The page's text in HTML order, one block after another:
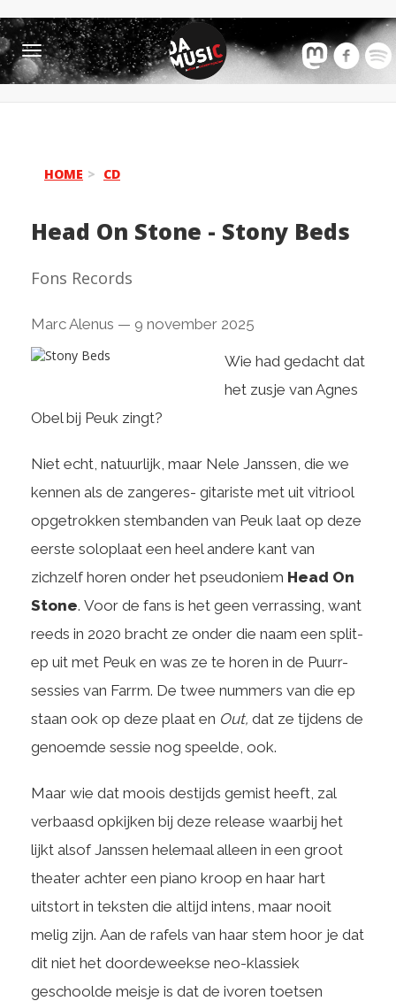
Toggle
navigation
HOME CD
Head On Stone - Stony Beds
Fons Records
Marc Alenus — 9 november 2025
Wie had gedacht dat
het zusje van Agnes
Obel bij Peuk zingt?
Niet echt, natuurlijk, maar Nele Janssen, die we
kennen als de zangeres- gitariste met uit vitriool
opgetrokken stembanden van Peuk laat op deze
eerste soloplaat een heel andere kant van
zichzelf horen onder het pseudoniem Head On
Stone. Voor de fans is het geen verrassing, want
reeds in 2020 bracht ze onder die naam een split-
ep uit met Peuk en was ze te horen in de Puurr-
sessies van Farrm. De twee nummers van die ep
staan ook op deze plaat en Out, dat ze tijdens de
genoemde sessie nog speelde, ook.
Maar wie dat moois destijds gemist heeft, zal
verbaasd opkijken bij deze release waarbij het
lijkt alsof Janssen helemaal alleen in een groot
theater achter een piano kroop en haar hart
uitstort in teksten die altijd intens, maar nooit
melig zijn. Aan de rafels van haar stem hoor je dat
dit niet het doordeweekse neo-klassiek
geschoolde meisje is dat de ivoren toetsen